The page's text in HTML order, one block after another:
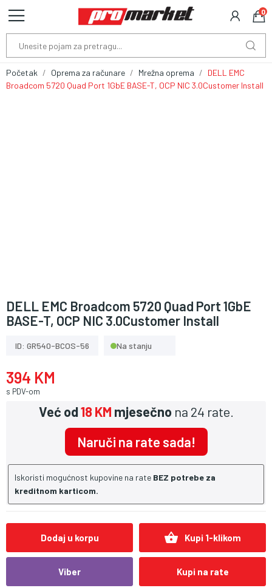
0
Početak Oprema za računare Mrežna oprema
DELL EMC
Broadcom 5720 Quad Port 1GbE BASE-T, OCP NIC 3.0Customer Install
DELL EMC Broadcom 5720 Quad Port 1GbE
BASE-T, OCP NIC 3.0Customer Install
ID: GR540-BCOS-56 Na stanju
394 KM
s PDV-om
Već od18 KM mjesečno na 24 rate.
Naruči na rate sada!
Iskoristi mogućnost kupovine na rate BEZ potrebe za
kreditnom karticom.
Dodaj u korpu shopping_basket Kupi 1-klikom
Viber Kupi na rate